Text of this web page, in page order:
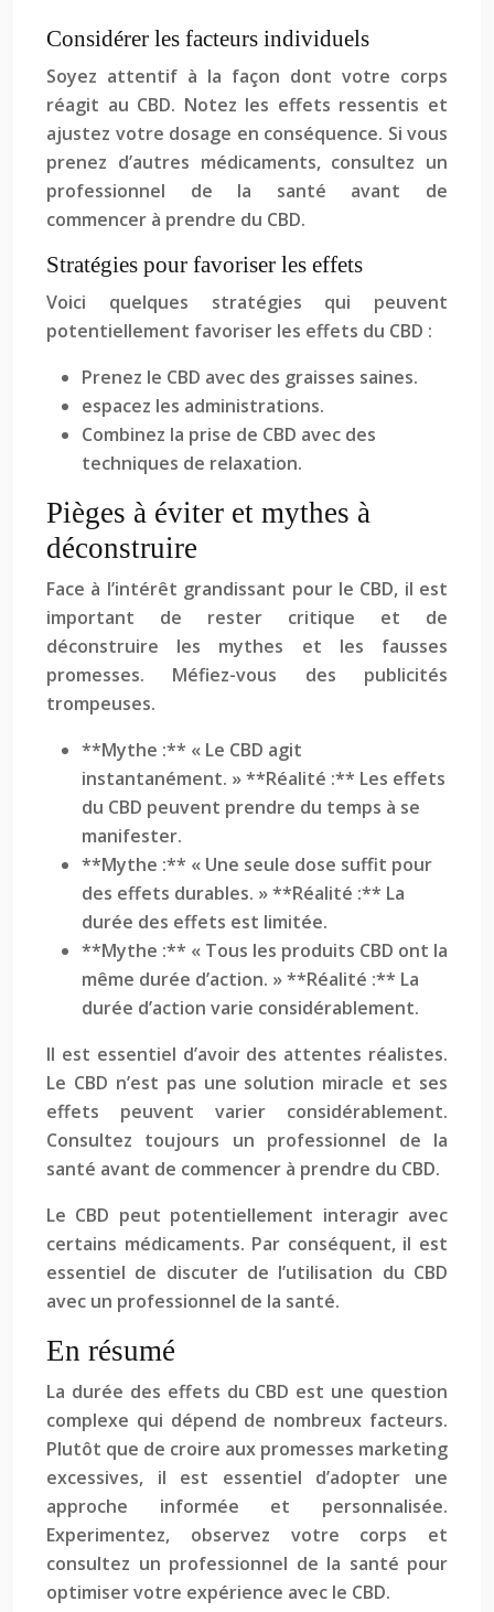
Considérer les facteurs individuels
Soyez attentif à la façon dont votre corps
réagit au CBD. Notez les effets ressentis et
ajustez votre dosage en conséquence. Si vous
prenez d’autres médicaments, consultez un
professionnel de la santé avant de
commencer à prendre du CBD.
Stratégies pour favoriser les effets
Voici quelques stratégies qui peuvent
potentiellement favoriser les effets du CBD :
Prenez le CBD avec des graisses saines.
espacez les administrations.
Combinez la prise de CBD avec des
techniques de relaxation.
Pièges à éviter et mythes à
déconstruire
Face à l’intérêt grandissant pour le CBD, il est
important de rester critique et de
déconstruire les mythes et les fausses
promesses. Méfiez-vous des publicités
trompeuses.
**Mythe :** « Le CBD agit
instantanément. » **Réalité :** Les effets
du CBD peuvent prendre du temps à se
manifester.
**Mythe :** « Une seule dose suffit pour
des effets durables. » **Réalité :** La
durée des effets est limitée.
**Mythe :** « Tous les produits CBD ont la
même durée d’action. » **Réalité :** La
durée d’action varie considérablement.
Il est essentiel d’avoir des attentes réalistes.
Le CBD n’est pas une solution miracle et ses
effets peuvent varier considérablement.
Consultez toujours un professionnel de la
santé avant de commencer à prendre du CBD.
Le CBD peut potentiellement interagir avec
certains médicaments. Par conséquent, il est
essentiel de discuter de l’utilisation du CBD
avec un professionnel de la santé.
En résumé
La durée des effets du CBD est une question
complexe qui dépend de nombreux facteurs.
Plutôt que de croire aux promesses marketing
excessives, il est essentiel d’adopter une
approche informée et personnalisée.
Experimentez, observez votre corps et
consultez un professionnel de la santé pour
optimiser votre expérience avec le CBD.